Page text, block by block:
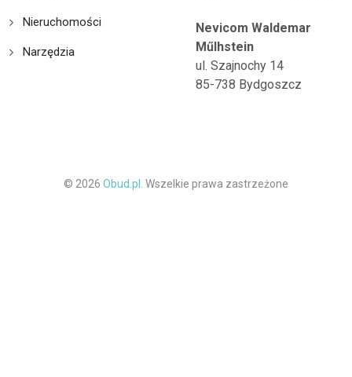
Nieruchomości
Narzędzia
Nevicom Waldemar
Műlhstein
ul. Szajnochy 14
85-738 Bydgoszcz
© 2026 Obud.pl. Wszelkie prawa zastrzeżone